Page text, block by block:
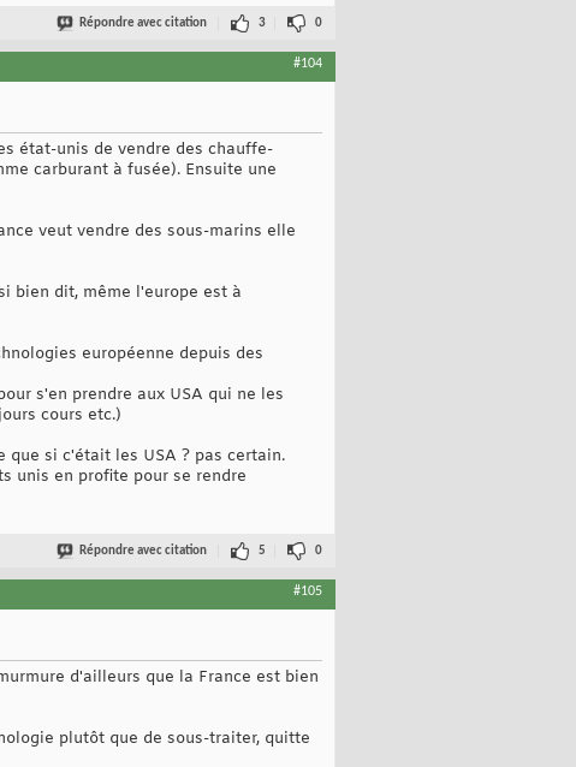
Répondre avec citation 3 0
#104
état-unis de vendre des chauffe-
carburant à fusée). Ensuite une
veut vendre des sous-marins elle
bien dit, même l'europe est à
européenne depuis des
s'en prendre aux USA qui ne les
cours etc.)
que si c'était les USA ? pas certain.
unis en profite pour se rendre
Répondre avec citation 5 0
#105
d'ailleurs que la France est bien
plutôt que de sous-traiter, quitte